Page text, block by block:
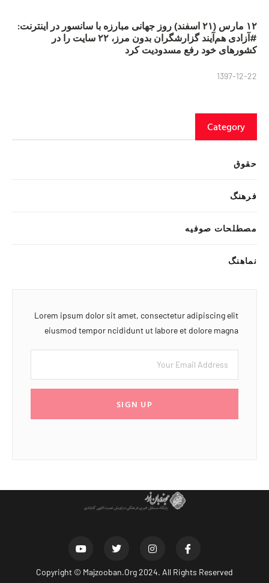
۱۲ مارس (۲۱ اسفند) روز جهانی مبارزه با سانسور در اینترنت:
#آزادی هم‌آیند گزارشگران‌ بدون مرز، ۲۲ سایت را در
کشورهای خود رفع مسدودیت کرد
1397-12-22
Category
حقوق
فرهنگ
مصطلحات صوفیه
نماهنگ
Lorem ipsum dolor sit amet, consectetur adipiscing elit
eiusmod tempor ncididunt ut labore et dolore magna
SIGN UP
Copyright © Majzooban.Org2024. All Rights Reserved